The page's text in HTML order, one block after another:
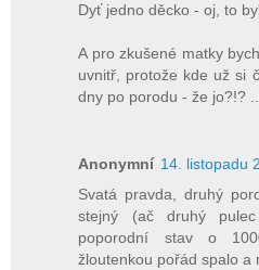
Dyť jedno děcko - oj, to
A pro zkušené matky
uvnitř, protože kde už si
dny po porodu - že jo?!?
Anonymní 14. listopadu
Svatá pravda, druhý
stejný (ač druhý
poporodní stav o
žloutenkou pořád spalo a